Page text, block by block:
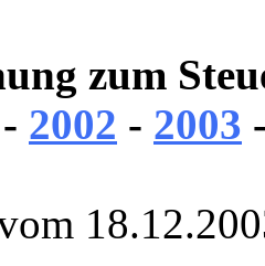
zum
- 2002 - 2003